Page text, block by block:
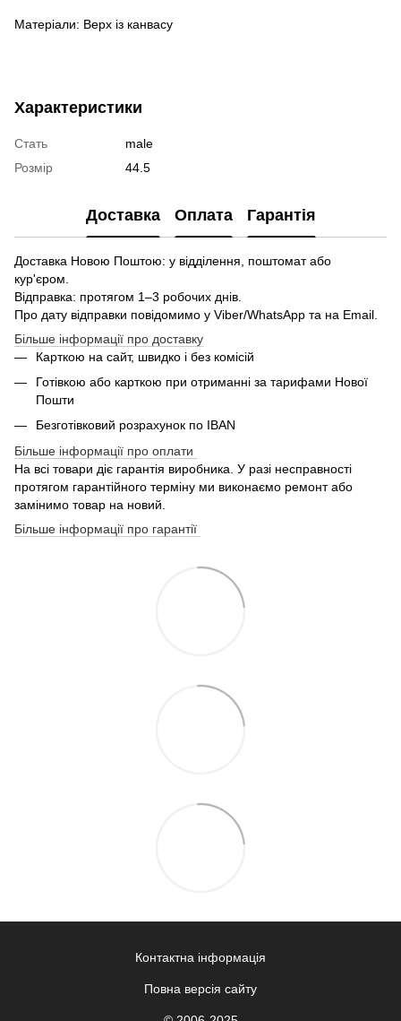
Матеріали: Верх із канвасу
Характеристики
Стать
male
Розмір
44.5
Доставка Оплата Гарантія
Доставка Новою Поштою: у відділення, поштомат або
кур'єром.
Відправка: протягом 1–3 робочих днів.
Про дату відправки повідомимо у Viber/WhatsApp та на Email.
Більше інформації про доставку
Карткою на сайт, швидко і без комісій
Готівкою або карткою при отриманні за тарифами Нової
Пошти
Безготівковий розрахунок по IBAN
Більше інформації про оплати
На всі товари діє гарантія виробника. У разі несправності
протягом гарантійного терміну ми виконаємо ремонт або
замінимо товар на новий.
Більше інформації про гарантії
Контактна інформація
Повна версія сайту